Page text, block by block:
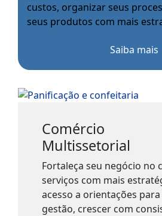
custos, organizar seus
seus produtos com mais
Saiba mais
Comércio
Multissetorial
Fortaleça seu negócio no
serviços com mais
acesso a orientações
gestão, crescer com